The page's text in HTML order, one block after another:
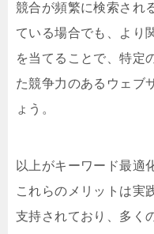
競合が頻繁に検索され
ている場合でも、より
を当てることで、特定
た競争力のあるウェブ
ょう。
以上がキーワード最適
これらのメリットは実
支持されており、多く